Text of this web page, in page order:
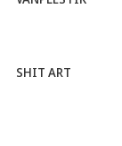
SHIT ART